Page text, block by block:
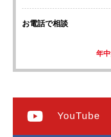
お電話で相談
年
YouTube